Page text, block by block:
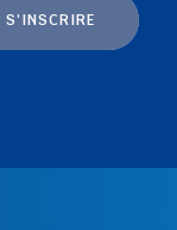
S'INSCRIRE